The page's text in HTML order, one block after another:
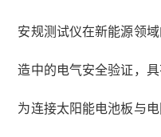
安规测试仪在新能源领
造中的电气安全验证，
为连接太阳能电池板与